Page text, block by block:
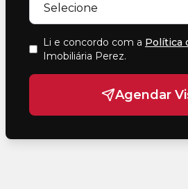
Li e concordo com a Política
Imobiliária Perez.
Agendar